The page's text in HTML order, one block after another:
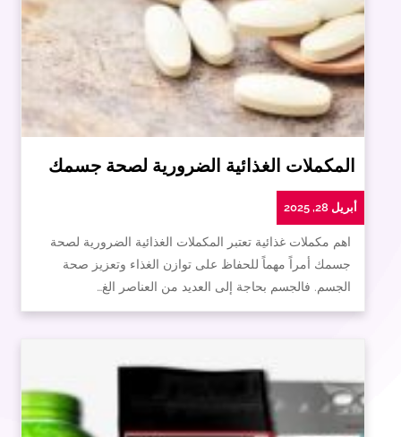
المكملات الغذائية الضرورية لصحة جسمك
أبريل 28, 2025
اهم مكملات غذائية تعتبر المكملات الغذائية الضرورية لصحة
جسمك أمراً مهماً للحفاظ على توازن الغذاء وتعزيز صحة
الجسم. فالجسم بحاجة إلى العديد من العناصر الغ…